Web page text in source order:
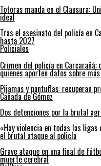
Totoras manda en el Clausura:
ideal
Tras el asesinato del policía en
hasta 2027
Policiales
Crimen del policía en
quienes aporten datos sobre
Pijamas y pantuflas: recuperan
Cañada de Gómez
Dos detenciones por la brutal
«Hay violencia en todas las
el brutal ataque al policía
Grave ataque en una final de
muerte cerebral